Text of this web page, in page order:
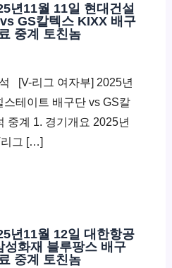
년11월 11일 현대건설
GS칼텍스 KIXX 배구
중계 토친놈
[V-리그 여자부] 2025년
테이트 배구단 vs GS칼
중계 1. 경기개요 2025년
리그 […]
년11월 12일 대한항공
화재 블루팡스 배구
중계 토친놈